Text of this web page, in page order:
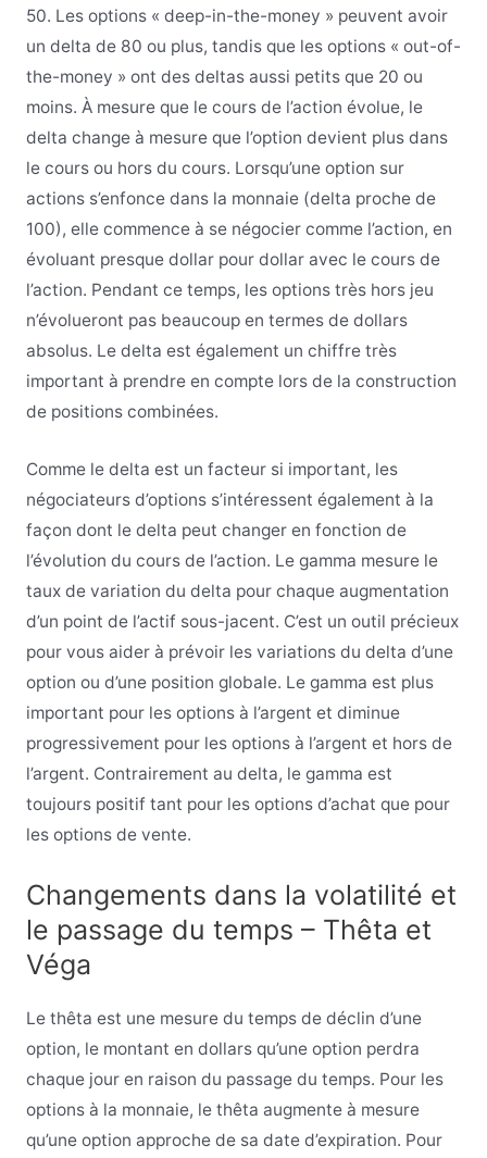
50. Les options « deep-in-the-money » peuvent avoir
un delta de 80 ou plus, tandis que les options « out-of-
the-money » ont des deltas aussi petits que 20 ou
moins. À mesure que le cours de l’action évolue, le
delta change à mesure que l’option devient plus dans
le cours ou hors du cours. Lorsqu’une option sur
actions s’enfonce dans la monnaie (delta proche de
100), elle commence à se négocier comme l’action, en
évoluant presque dollar pour dollar avec le cours de
l’action. Pendant ce temps, les options très hors jeu
n’évolueront pas beaucoup en termes de dollars
absolus. Le delta est également un chiffre très
important à prendre en compte lors de la construction
de positions combinées.
Comme le delta est un facteur si important, les
négociateurs d’options s’intéressent également à la
façon dont le delta peut changer en fonction de
l’évolution du cours de l’action. Le gamma mesure le
taux de variation du delta pour chaque augmentation
d’un point de l’actif sous-jacent. C’est un outil précieux
pour vous aider à prévoir les variations du delta d’une
option ou d’une position globale. Le gamma est plus
important pour les options à l’argent et diminue
progressivement pour les options à l’argent et hors de
l’argent. Contrairement au delta, le gamma est
toujours positif tant pour les options d’achat que pour
les options de vente.
Changements dans la volatilité et
le passage du temps – Thêta et
Véga
Le thêta est une mesure du temps de déclin d’une
option, le montant en dollars qu’une option perdra
chaque jour en raison du passage du temps. Pour les
options à la monnaie, le thêta augmente à mesure
qu’une option approche de sa date d’expiration. Pour